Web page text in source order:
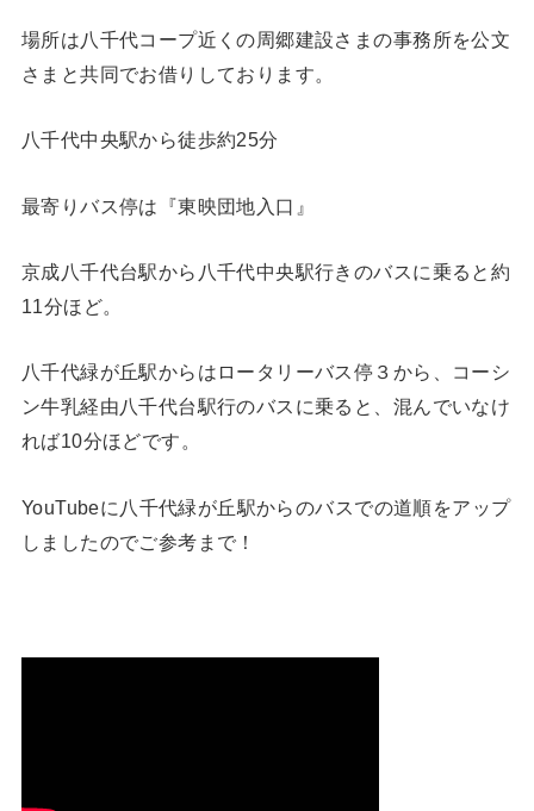
場所は八千代コープ近くの周郷建設さまの事務所を公文
さまと共同でお借りしております。
八千代中央駅から徒歩約25分
最寄りバス停は『東映団地入口』
京成八千代台駅から八千代中央駅行きのバスに乗ると約
11分ほど。
八千代緑が丘駅からはロータリーバス停３から、コーシ
ン牛乳経由八千代台駅行のバスに乗ると、混んでいなけ
れば10分ほどです。
YouTubeに八千代緑が丘駅からのバスでの道順をアップ
しましたのでご参考まで！